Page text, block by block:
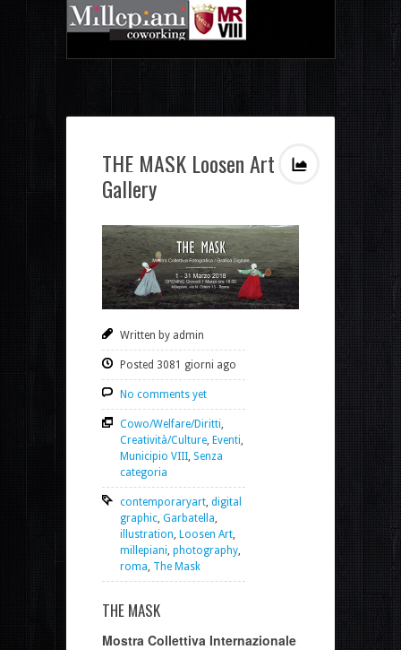
THE MASK Loosen Art
Gallery
Written by admin
Posted 3081 giorni ago
No comments yet
Cowo/Welfare/Diritti
Creatività/Culture Eventi
Municipio VIII Senza
categoria
contemporaryart digital
graphic Garbatella
illustration Loosen Art
millepiani photography
roma The Mask
THE MASK
Mostra Collettiva Internazionale